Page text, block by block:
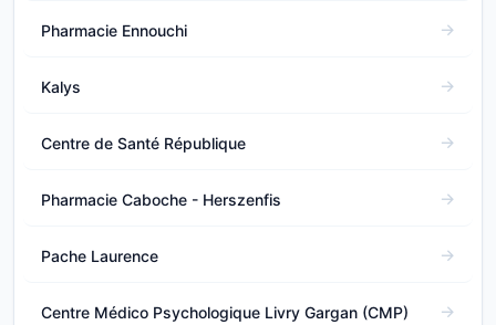
Pharmacie Ennouchi
Kalys
Centre de Santé République
Pharmacie Caboche - Herszenfis
Pache Laurence
Centre Médico Psychologique Livry Gargan (CMP)